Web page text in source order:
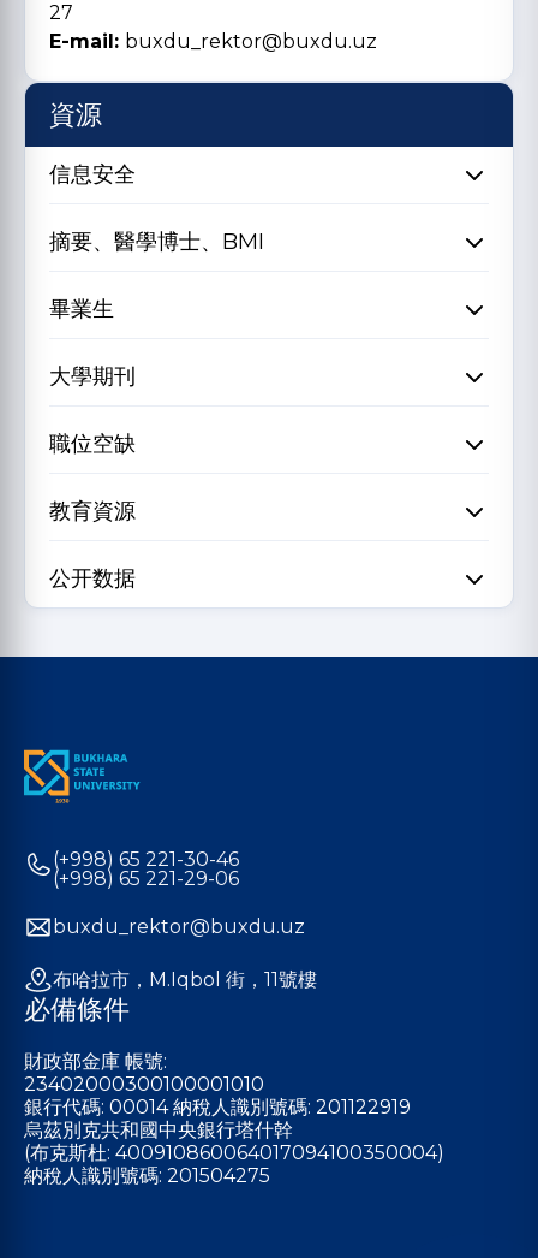
27
E-mail: buxdu_rektor@buxdu.uz
資源
信息安全
摘要、醫學博士、BMI
畢業生
大學期刊
職位空缺
教育資源
公开数据
(+998) 65 221-30-46
(+998) 65 221-29-06
buxdu_rektor@buxdu.uz
布哈拉市，M.Iqbol 街，11號樓
必備條件
財政部金庫 帳號:
23402000300100001010
銀行代碼: 00014 納稅人識別號碼: 201122919
烏茲別克共和國中央銀行塔什幹
(布克斯杜: 400910860064017094100350004)
納稅人識別號碼: 201504275